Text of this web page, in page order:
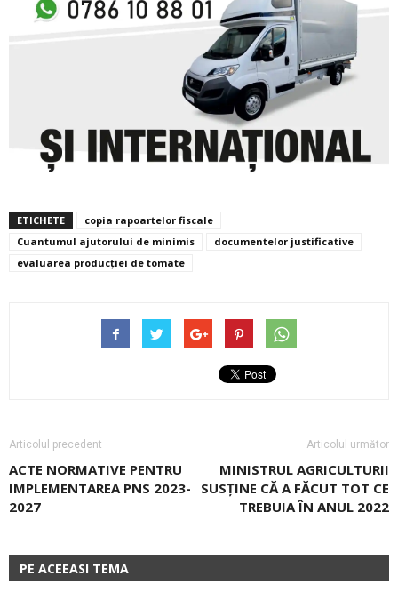
ETICHETE
copia rapoartelor fiscale
Cuantumul ajutorului de minimis
documentelor justificative
evaluarea producției de tomate
Articolul precedent
ACTE NORMATIVE PENTRU
IMPLEMENTAREA PNS 2023-
2027
Articolul următor
MINISTRUL AGRICULTURII
SUSŢINE CĂ A FĂCUT TOT CE
TREBUIA ÎN ANUL 2022
PE ACEEASI TEMA